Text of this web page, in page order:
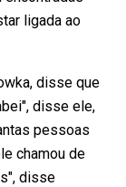
ligada ao
disse que
disse ele,
pessoas
chamou de
disse